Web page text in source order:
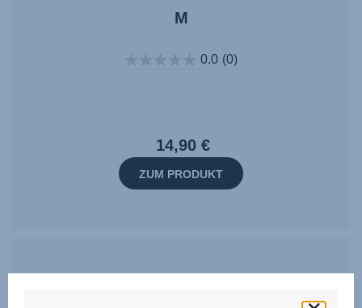
M
0.0 (0)
14,90 €
ZUM PRODUKT